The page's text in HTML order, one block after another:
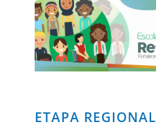
ETAPA REGIONAL